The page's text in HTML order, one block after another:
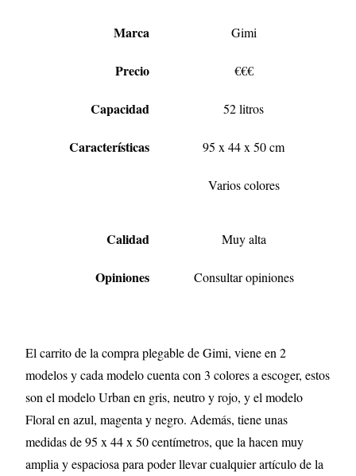
Marca Gimi
Precio €€€
Capacidad 52 litros
Características 95 x 44 x 50 cm
Varios colores
Calidad Muy alta
Opiniones Consultar opiniones
El carrito de la compra plegable de Gimi, viene en 2
modelos y cada modelo cuenta con 3 colores a escoger, estos
son el modelo Urban en gris, neutro y rojo, y el modelo
Floral en azul, magenta y negro. Además, tiene unas
medidas de 95 x 44 x 50 centímetros, que la hacen muy
amplia y espaciosa para poder llevar cualquier artículo de la